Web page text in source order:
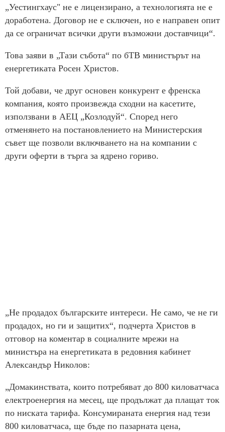
„Уестингхаус" не е лицензирано, а технологията не е
доработена. Договор не е сключен, но е направен опит
да се ограничат всички други възможни доставчици“.
Това заяви в „Тази събота“ по бТВ министърът на
енергетиката Росен Христов.
Той добави, че друг основен конкурент е френска
компания, която произвежда сходни на касетите,
използвани в АЕЦ „Козлодуй“. Според него
отменянето на постановлението на Министерския
съвет ще позволи включването на на компании с
други оферти в търга за ядрено гориво.
„Не продадох българските интереси. Не само, че не ги
продадох, но ги и защитих“, подчерта Христов в
отговор на коментар в социалните мрежи на
министъра на енергетиката в редовния кабинет
Александър Николов:
„Домакинствата, които потребяват до 800 киловатчаса
електроенергия на месец, ще продължат да плащат ток
по ниската тарифа. Консумираната енергия над тези
800 киловатчаса, ще бъде по пазарната цена,